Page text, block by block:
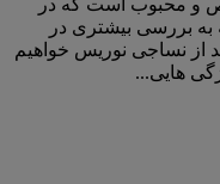
خاص و محبوب است که در
بررسی بیشتری در
1/30 لاکرا و خرید از نساجی نوریس خواهیم
هایی...